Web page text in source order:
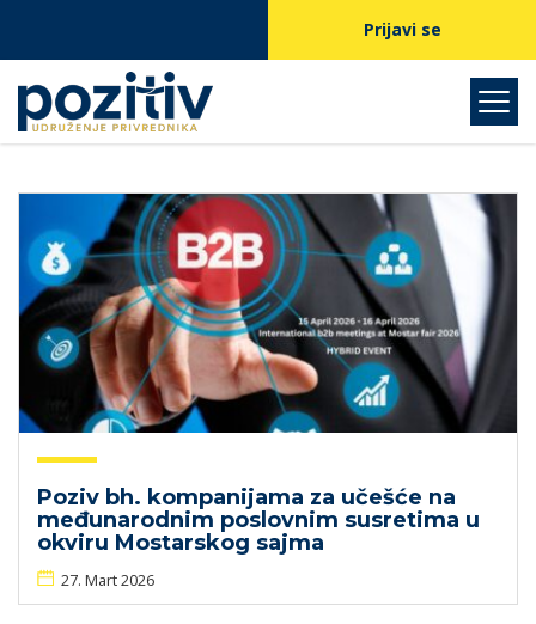
Prijavi se
Poziv bh. kompanijama za učešće na
međunarodnim poslovnim susretima u
okviru Mostarskog sajma
27. Mart 2026